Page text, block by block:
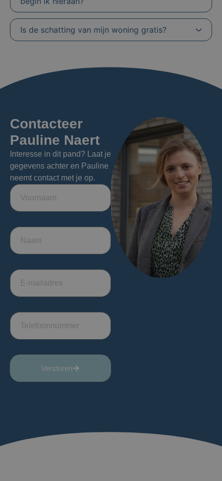
Is de schatting van mijn woning gratis?
Contacteer
Pauline Naert
Interesse in dit pand? Laat je
gegevens achter en Pauline
neemt contact met je op.
Versturen